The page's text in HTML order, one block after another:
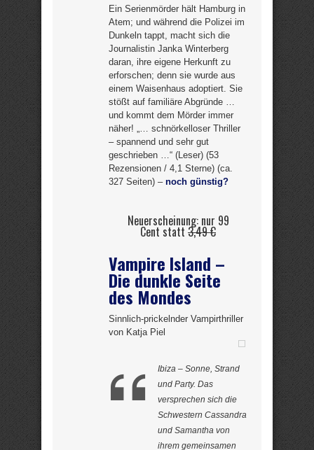
Ein Serienmörder hält Hamburg in
Atem; und während die Polizei im
Dunkeln tappt, macht sich die
Journalistin Janka Winterberg
daran, ihre eigene Herkunft zu
erforschen; denn sie wurde aus
einem Waisenhaus adoptiert. Sie
stößt auf familiäre Abgründe …
und kommt dem Mörder immer
näher! „… schnörkelloser Thriller
– spannend und sehr gut
geschrieben …“ (Leser) (53
Rezensionen / 4,1 Sterne) (ca.
327 Seiten) – noch günstig?
Neuerscheinung: nur 99
Cent statt 3,49 €
Vampire Island –
Die dunkle Seite
des Mondes
Sinnlich-prickelnder Vampirthriller
von Katja Piel
Ibiza – Sonne, Strand
und Party. Das
versprechen sich die
Schwestern Cassandra
und Samantha von
ihrem gemeinsamen